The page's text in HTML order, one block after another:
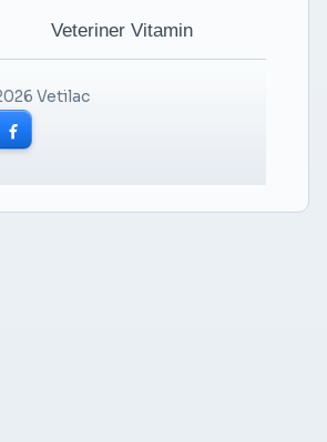
Veteriner Vitamin
Vetilac